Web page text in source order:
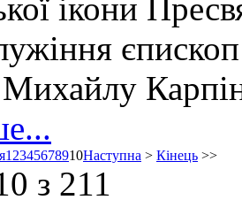
ікони
1 2345678910Наступна > Кінець >>
з 211